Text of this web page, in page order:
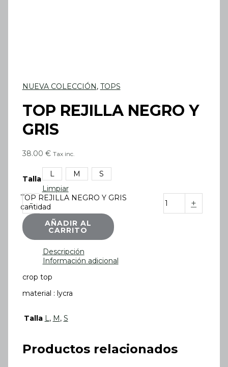
NUEVA COLECCIÓN, TOPS
TOP REJILLA NEGRO Y
GRIS
38.00 € Tax inc.
Talla
L M
S
Limpiar
-
TOP REJILLA NEGRO Y GRIS
cantidad
+
AÑADIR AL
CARRITO
Descripción
Información adicional
crop top
material : lycra
Talla L, M , S
Productos relacionados